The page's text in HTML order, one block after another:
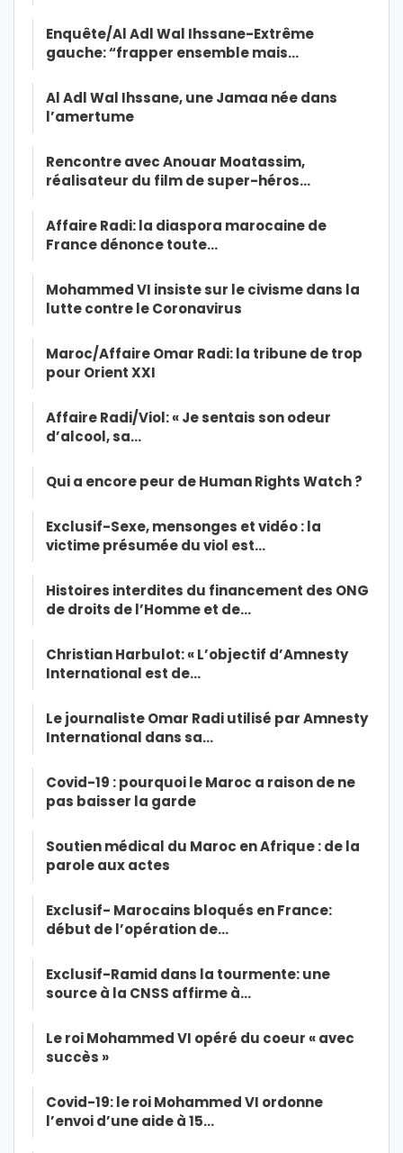
Enquête/Al Adl Wal Ihssane-Extrême
gauche: “frapper ensemble mais…
Al Adl Wal Ihssane, une Jamaa née dans
l’amertume
Rencontre avec Anouar Moatassim,
réalisateur du film de super-héros…
Affaire Radi: la diaspora marocaine de
France dénonce toute…
Mohammed VI insiste sur le civisme dans la
lutte contre le Coronavirus
Maroc/Affaire Omar Radi: la tribune de trop
pour Orient XXI
Affaire Radi/Viol: « Je sentais son odeur
d’alcool, sa…
Qui a encore peur de Human Rights Watch ?
Exclusif-Sexe, mensonges et vidéo : la
victime présumée du viol est…
Histoires interdites du financement des ONG
de droits de l’Homme et de…
Christian Harbulot: « L’objectif d’Amnesty
International est de…
Le journaliste Omar Radi utilisé par Amnesty
International dans sa…
Covid-19 : pourquoi le Maroc a raison de ne
pas baisser la garde
Soutien médical du Maroc en Afrique : de la
parole aux actes
Exclusif- Marocains bloqués en France:
début de l’opération de…
Exclusif-Ramid dans la tourmente: une
source à la CNSS affirme à…
Le roi Mohammed VI opéré du coeur « avec
succès »
Covid-19: le roi Mohammed VI ordonne
l’envoi d’une aide à 15…